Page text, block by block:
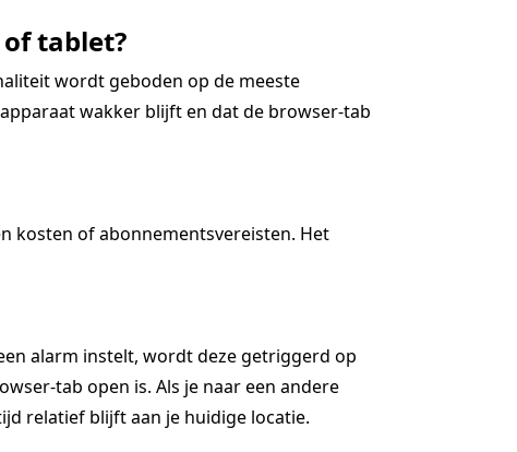
tablet?
wordt geboden op de meeste
wakker blijft en dat de browser-tab
kosten of abonnementsvereisten. Het
alarm instelt, wordt deze getriggerd op
tab open is. Als je naar een andere
relatief blijft aan je huidige locatie.